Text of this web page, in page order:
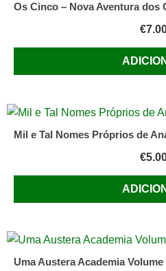
Os Cinco – Nova Aventura dos
€
Mil e Tal Nomes Próprios de
€
Uma Austera Academia